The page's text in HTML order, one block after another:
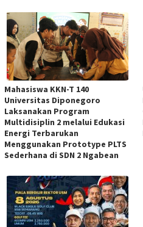
Mahasiswa KKN-T 140
Universitas Diponegoro
Laksanakan Program
Multidisiplin 2 melalui Edukasi
Energi Terbarukan
Menggunakan Prototype PLTS
Sederhana di SDN 2 Ngabean